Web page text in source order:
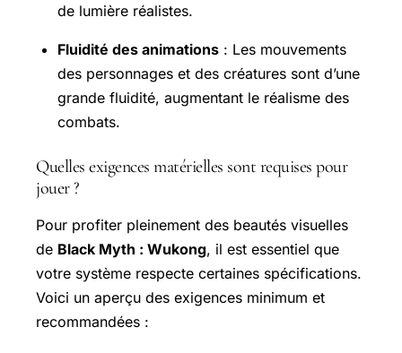
de lumière réalistes.
Fluidité des animations : Les mouvements
des personnages et des créatures sont d’une
grande fluidité, augmentant le réalisme des
combats.
Quelles exigences matérielles sont requises pour
jouer ?
Pour profiter pleinement des beautés visuelles
de Black Myth : Wukong, il est essentiel que
votre système respecte certaines spécifications.
Voici un aperçu des exigences minimum et
recommandées :